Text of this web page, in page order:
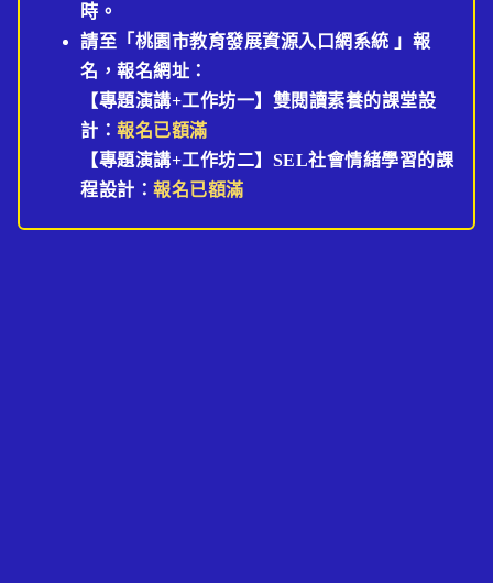
時。
請至「桃園市教育發展資源入口網系統 」報
名，報名網址：
【專題演講+工作坊一】 雙閱讀素養的課堂設
計： 報名已額滿
【專題演講+工作坊二】SEL社會情緒學習的課
程設計： 報名已額滿